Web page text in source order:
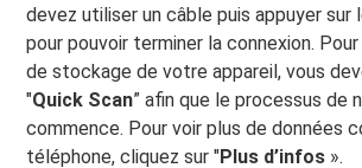
devez utiliser un câble puis appuyer sur
pour pouvoir terminer la connexion.
de stockage de votre appareil, vous
"Quick Scan” afin que le processus de
commence. Pour voir plus de données
téléphone, cliquez sur "Plus d’infos ».